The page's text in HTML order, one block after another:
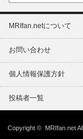
MRIfan.netについて
お問い合わせ
個人情報保護方針
投稿者一覧
Copyright © MRIfan.net